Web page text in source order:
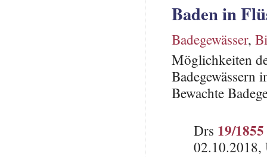
Baden in
Badegewässer,
Möglichkeiten
Badegewässern
Bewachte
Drs 19/1855
02.10.2018,